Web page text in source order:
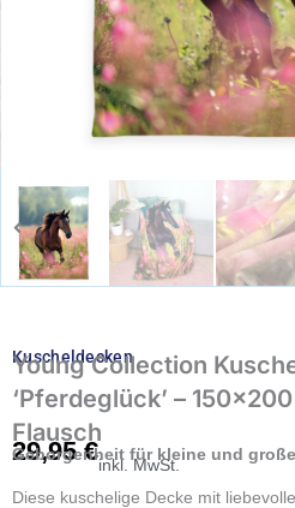
Kuscheldecken
Young Collection
‘Pferdeglück’ –
Flausch
29,95€inkl. MwSt.
Geborgenheit für kleine und
Diese kuschelige Decke mit